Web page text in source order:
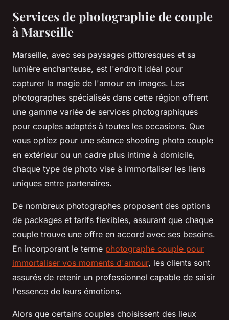
Services de photographie de couple
à Marseille
Marseille, avec ses paysages pittoresques et sa
lumière enchanteuse, est l'endroit idéal pour
capturer la magie de l'amour en images. Les
photographes spécialisés dans cette région offrent
une gamme variée de services photographiques
pour couples adaptés à toutes les occasions. Que
vous optiez pour une séance shooting photo couple
en extérieur ou un cadre plus intime à domicile,
chaque type de photo vise à immortaliser les liens
uniques entre partenaires.
De nombreux photographes proposent des options
de packages et tarifs flexibles, assurant que chaque
couple trouve une offre en accord avec ses besoins.
En incorporant le terme photographe couple pour
immortaliser vos moments d'amour, les clients sont
assurés de retenir un professionnel capable de saisir
l'essence de leurs émotions.
Alors que certains couples choisissent des lieux